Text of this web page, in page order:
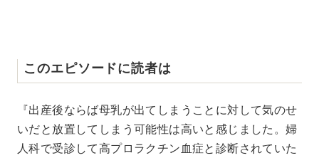
このエピソードに読者は
『出産後ならば母乳が出てしまうことに対して気のせ
いだと放置してしまう可能性は高いと感じました。婦
人科で受診して高プロラクチン血症と診断されていた